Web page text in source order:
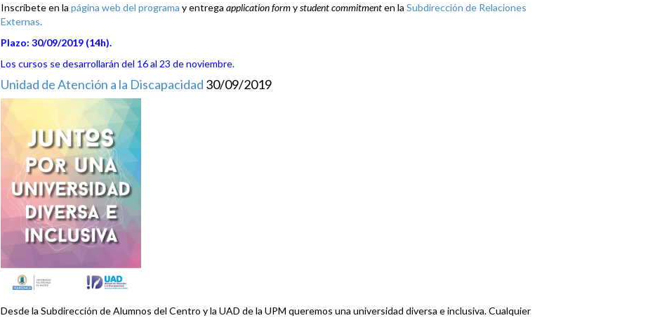
Inscríbete en la página web del programa y entrega application formystudent commitmenten la Subdirección de Relaciones
Externas.
Plazo: 30/09/2019 (14h).
Los cursos se desarrollarán del 16 al 23 de noviembre.
Unidad de Atención a la Discapacidad 30/09/2019
Desde la Subdirección de Alumnos del Centro y la UAD de la UPM queremos una universidad diversa e inclusiva. Cualquier